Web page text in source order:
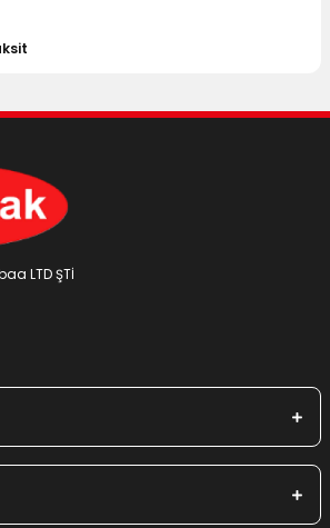
daha pahalı.
alternatifler olmalı.
Gönder
LTD ŞTİ